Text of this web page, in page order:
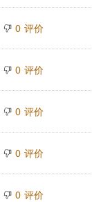
0 评价
0 评价
0 评价
0 评价
0 评价